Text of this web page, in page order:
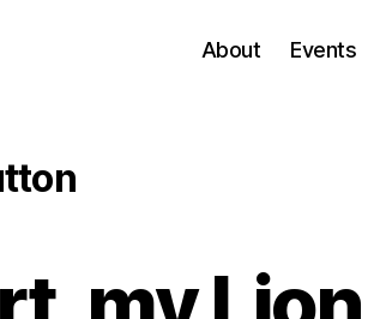
About Events